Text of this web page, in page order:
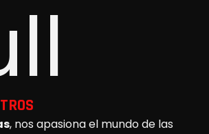
, nos apasiona el mundo de las